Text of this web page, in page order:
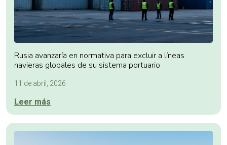
Rusia avanzaría en normativa para excluir a líneas
navieras globales de su sistema portuario
11 de abril, 2026
Leer más